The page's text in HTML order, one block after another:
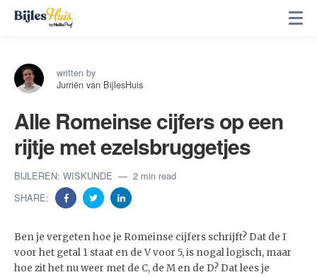
written by
Jurriën van BijlesHuis
Alle Romeinse cijfers op een
rijtje met ezelsbruggetjes
BIJLEREN: WISKUNDE
2 min read
SHARE:
Ben je vergeten hoe je Romeinse cijfers schrijft? Dat de I
voor het getal 1 staat en de V voor 5, is nogal logisch, maar
hoe zit het nu weer met de C, de M en de D? Dat lees je